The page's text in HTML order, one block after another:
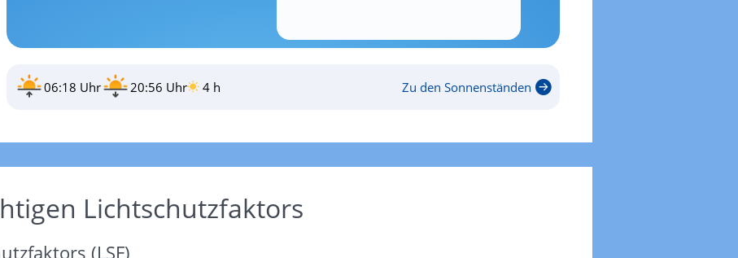
06:18 Uhr 20:56 Uhr 4 h Zu den Sonnenständen
Lichtschutzfaktors
(LSF)